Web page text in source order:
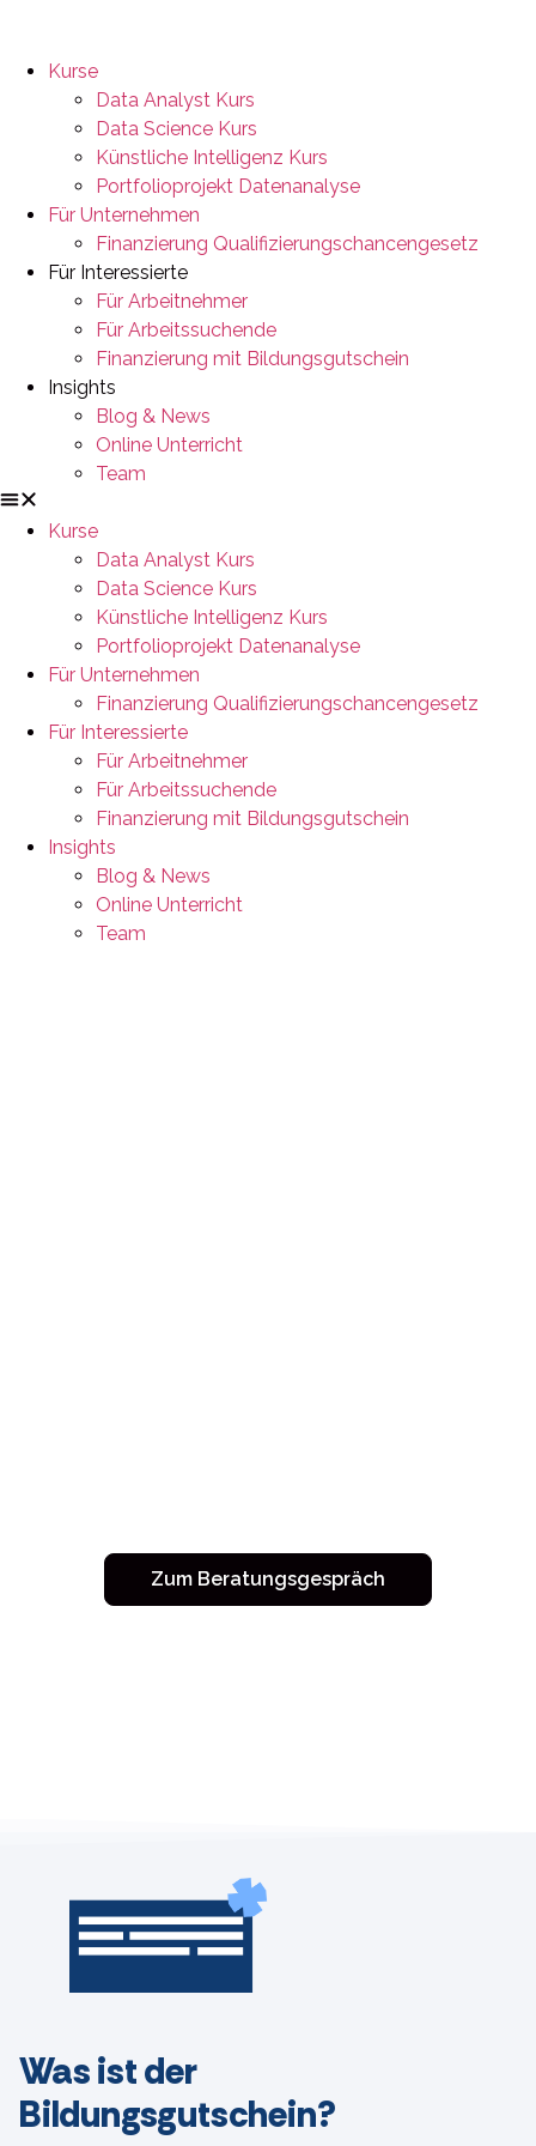
Kurse
Data Analyst Kurs
Data Science Kurs
Künstliche Intelligenz Kurs
Portfolioprojekt Datenanalyse
Für Unternehmen
Finanzierung Qualifizierungschancengesetz
Für Interessierte
Für Arbeitnehmer
Für Arbeitssuchende
Finanzierung mit Bildungsgutschein
Insights
Blog & News
Online Unterricht
Team
Kurse
Data Analyst Kurs
Data Science Kurs
Künstliche Intelligenz Kurs
Portfolioprojekt Datenanalyse
Für Unternehmen
Finanzierung Qualifizierungschancengesetz
Für Interessierte
Für Arbeitnehmer
Für Arbeitssuchende
Finanzierung mit Bildungsgutschein
Insights
Blog & News
Online Unterricht
Team
Zum Beratungsgespräch
Was ist der
Bildungsgutschein?